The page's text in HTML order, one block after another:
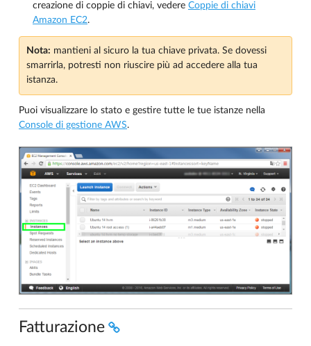
creazione di coppie di chiavi, vedere Coppie di chiavi
Amazon EC2.
Nota: mantieni al sicuro la tua chiave privata. Se dovessi
smarrirla, potresti non riuscire più ad accedere alla tua
istanza.
Puoi visualizzare lo stato e gestire tutte le tue istanze nella
Console di gestione AWS.
Fatturazione